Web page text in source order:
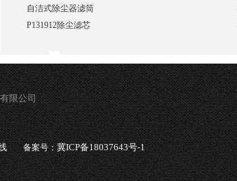
自洁式除尘器滤筒
P131912除尘滤芯
限公司
备案号：冀ICP备18037643号-1